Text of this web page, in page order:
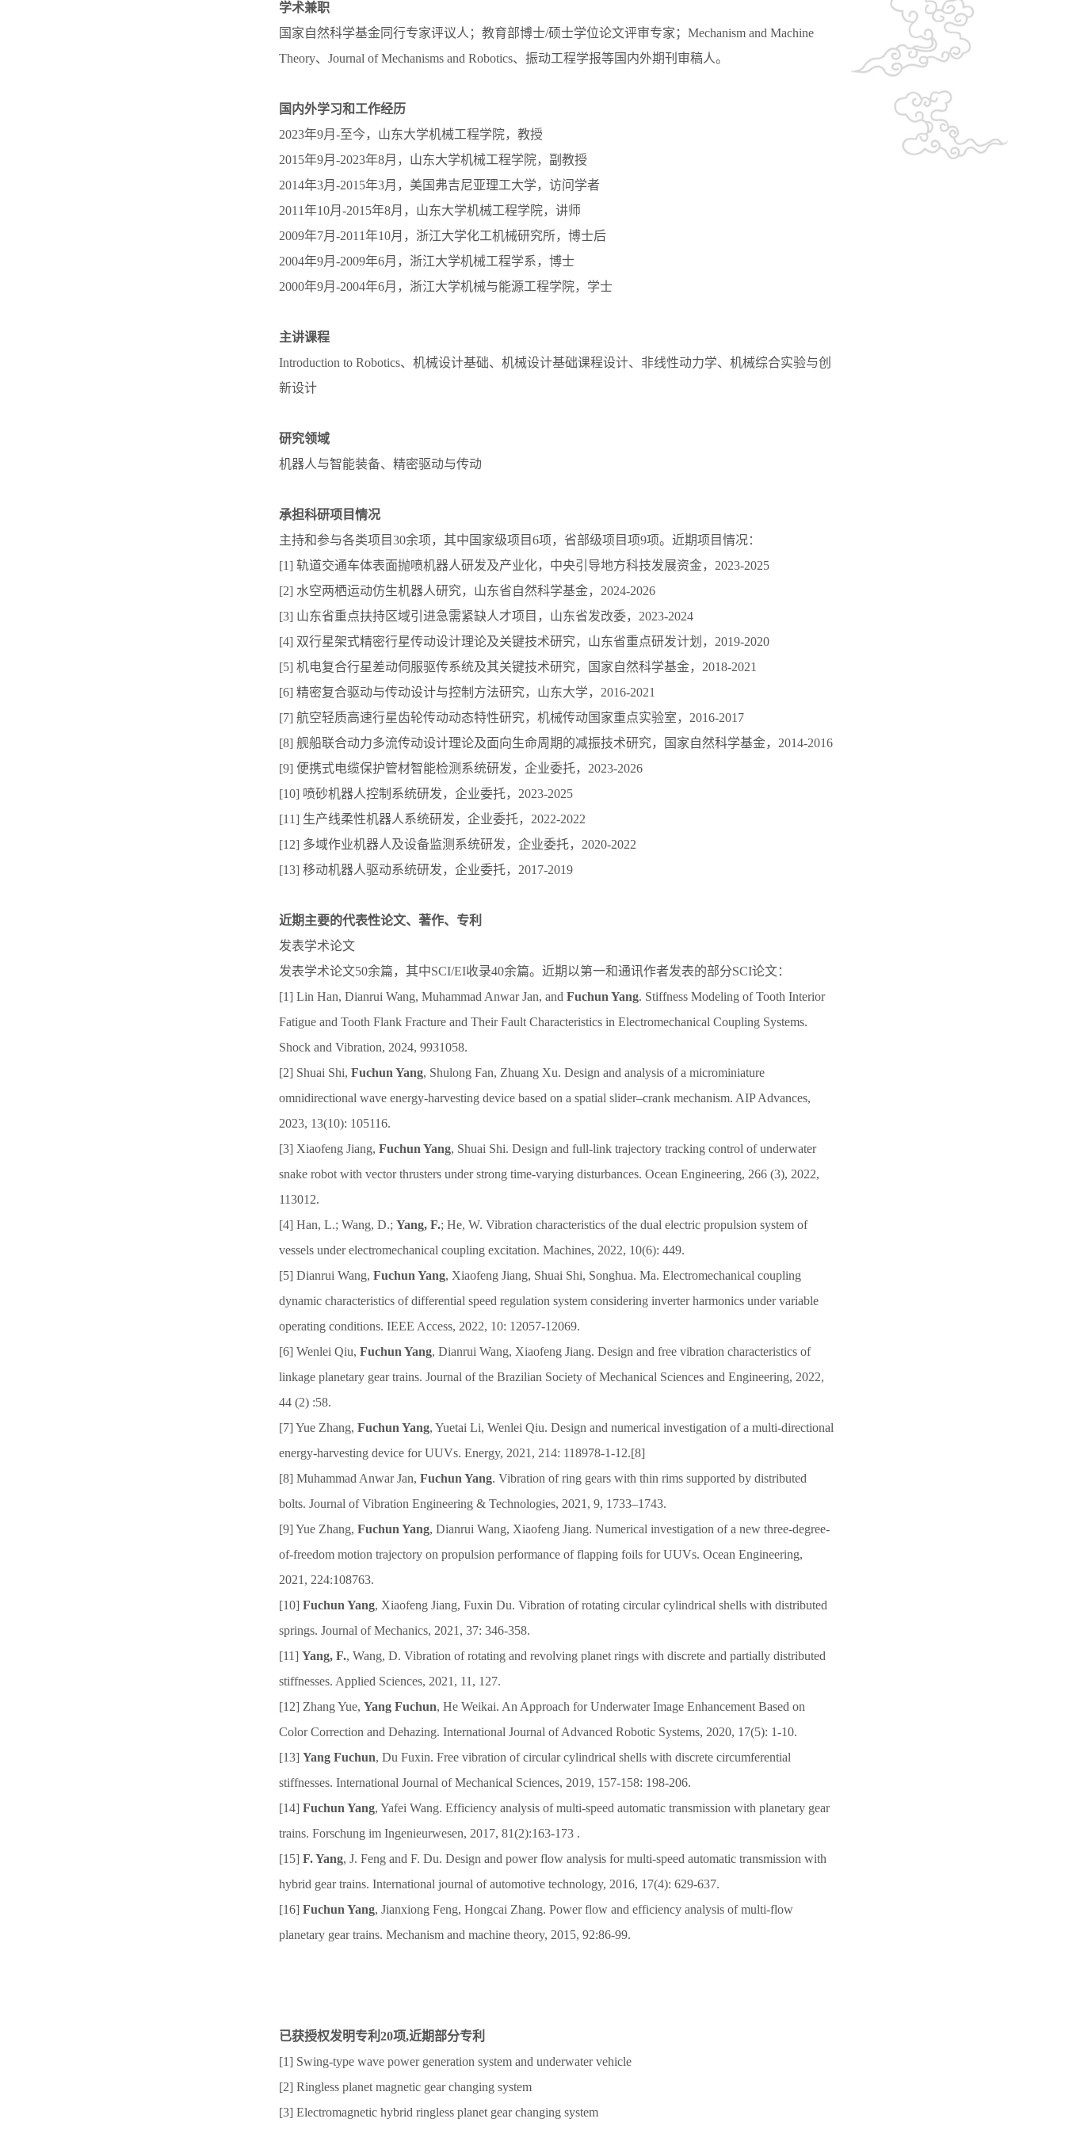
学术兼职
国家自然科学基金同行专家评议人；教育部博士/硕士学位论文评审专家；Mechanism and Machine
Theory、Journal of Mechanisms and Robotics、振动工程学报等国内外期刊审稿人。
国内外学习和工作经历
2023年9月-至今，山东大学机械工程学院，教授
2015年9月-2023年8月，山东大学机械工程学院，副教授
2014年3月-2015年3月，美国弗吉尼亚理工大学，访问学者
2011年10月-2015年8月，山东大学机械工程学院，讲师
2009年7月-2011年10月，浙江大学化工机械研究所，博士后
2004年9月-2009年6月，浙江大学机械工程学系，博士
2000年9月-2004年6月，浙江大学机械与能源工程学院，学士
主讲课程
Introduction to Robotics、机械设计基础、机械设计基础课程设计、非线性动力学、机械综合实验与创
新设计
研究领域
机器人与智能装备、精密驱动与传动
承担科研项目情况
主持和参与各类项目30余项，其中国家级项目6项，省部级项目项9项。近期项目情况：
[1] 轨道交通车体表面抛喷机器人研发及产业化，中央引导地方科技发展资金，2023-2025
[2] 水空两栖运动仿生机器人研究，山东省自然科学基金，2024-2026
[3] 山东省重点扶持区域引进急需紧缺人才项目，山东省发改委，2023-2024
[4] 双行星架式精密行星传动设计理论及关键技术研究，山东省重点研发计划，2019-2020
[5] 机电复合行星差动伺服驱传系统及其关键技术研究，国家自然科学基金，2018-2021
[6] 精密复合驱动与传动设计与控制方法研究，山东大学，2016-2021
[7] 航空轻质高速行星齿轮传动动态特性研究，机械传动国家重点实验室，2016-2017
[8] 舰船联合动力多流传动设计理论及面向生命周期的减振技术研究，国家自然科学基金，2014-2016
[9] 便携式电缆保护管材智能检测系统研发，企业委托，2023-2026
[10] 喷砂机器人控制系统研发，企业委托，2023-2025
[11] 生产线柔性机器人系统研发，企业委托，2022-2022
[12] 多域作业机器人及设备监测系统研发，企业委托，2020-2022
[13] 移动机器人驱动系统研发，企业委托，2017-2019
近期主要的代表性论文、著作、专利
发表学术论文
发表学术论文50余篇，其中SCI/EI收录40余篇。近期以第一和通讯作者发表的部分SCI论文：
[1] Lin Han, Dianrui Wang, Muhammad Anwar Jan, and Fuchun Yang. Stiffness Modeling of Tooth Interior
Fatigue and Tooth Flank Fracture and Their Fault Characteristics in Electromechanical Coupling Systems.
Shock and Vibration, 2024, 9931058.
[2] Shuai Shi, Fuchun Yang, Shulong Fan, Zhuang Xu. Design and analysis of a microminiature
omnidirectional wave energy-harvesting device based on a spatial slider–crank mechanism. AIP Advances,
2023, 13(10): 105116.
[3] Xiaofeng Jiang, Fuchun Yang, Shuai Shi. Design and full-link trajectory tracking control of underwater
snake robot with vector thrusters under strong time-varying disturbances. Ocean Engineering, 266 (3), 2022,
113012.
[4] Han, L.; Wang, D.; Yang, F.; He, W. Vibration characteristics of the dual electric propulsion system of
vessels under electromechanical coupling excitation. Machines, 2022, 10(6): 449.
[5] Dianrui Wang, Fuchun Yang, Xiaofeng Jiang, Shuai Shi, Songhua. Ma. Electromechanical coupling
dynamic characteristics of differential speed regulation system considering inverter harmonics under variable
operating conditions. IEEE Access, 2022, 10: 12057-12069.
[6] Wenlei Qiu, Fuchun Yang, Dianrui Wang, Xiaofeng Jiang. Design and free vibration characteristics of
linkage planetary gear trains. Journal of the Brazilian Society of Mechanical Sciences and Engineering, 2022,
44 (2) :58.
[7] Yue Zhang, Fuchun Yang, Yuetai Li, Wenlei Qiu. Design and numerical investigation of a multi-directional
energy-harvesting device for UUVs. Energy, 2021, 214: 118978-1-12.[8]
[8] Muhammad Anwar Jan, Fuchun Yang. Vibration of ring gears with thin rims supported by distributed
bolts. Journal of Vibration Engineering & Technologies, 2021, 9, 1733–1743.
[9] Yue Zhang, Fuchun Yang, Dianrui Wang, Xiaofeng Jiang. Numerical investigation of a new three-degree-
of-freedom motion trajectory on propulsion performance of flapping foils for UUVs. Ocean Engineering,
2021, 224:108763.
[10] Fuchun Yang, Xiaofeng Jiang, Fuxin Du. Vibration of rotating circular cylindrical shells with distributed
springs. Journal of Mechanics, 2021, 37: 346-358.
[11] Yang, F., Wang, D. Vibration of rotating and revolving planet rings with discrete and partially distributed
stiffnesses. Applied Sciences, 2021, 11, 127.
[12] Zhang Yue, Yang Fuchun, He Weikai. An Approach for Underwater Image Enhancement Based on
Color Correction and Dehazing. International Journal of Advanced Robotic Systems, 2020, 17(5): 1-10.
[13] Yang Fuchun, Du Fuxin. Free vibration of circular cylindrical shells with discrete circumferential
stiffnesses. International Journal of Mechanical Sciences, 2019, 157-158: 198-206.
[14] Fuchun Yang, Yafei Wang. Efficiency analysis of multi-speed automatic transmission with planetary gear
trains. Forschung im Ingenieurwesen, 2017, 81(2):163-173 .
[15] F. Yang, J. Feng and F. Du. Design and power flow analysis for multi-speed automatic transmission with
hybrid gear trains. International journal of automotive technology, 2016, 17(4): 629-637.
[16] Fuchun Yang, Jianxiong Feng, Hongcai Zhang. Power flow and efficiency analysis of multi-flow
planetary gear trains. Mechanism and machine theory, 2015, 92:86-99.
已获授权发明专利20项,近期部分专利
[1] Swing-type wave power generation system and underwater vehicle
[2] Ringless planet magnetic gear changing system
[3] Electromagnetic hybrid ringless planet gear changing system